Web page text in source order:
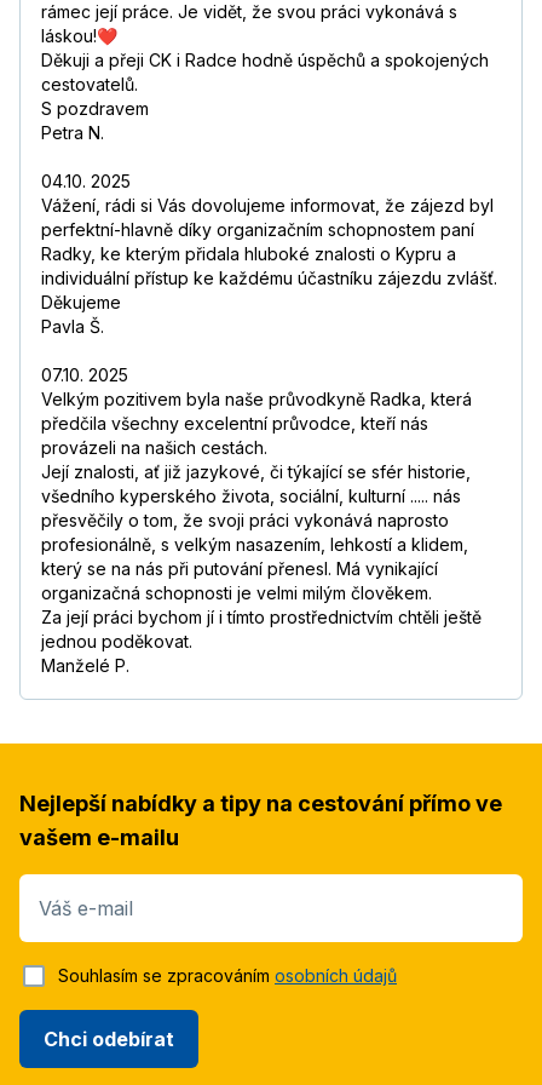
rámec její práce. Je vidět, že svou práci vykonává s
láskou!❤️
Děkuji a přeji CK i Radce hodně úspěchů a spokojených
cestovatelů.
S pozdravem
Petra N.
04.10. 2025
Vážení, rádi si Vás dovolujeme informovat, že zájezd byl
perfektní-hlavně díky organizačním schopnostem paní
Radky, ke kterým přidala hluboké znalosti o Kypru a
individuální přístup ke každému účastníku zájezdu zvlášť.
Děkujeme
Pavla Š.
07.10. 2025
Velkým pozitivem byla naše průvodkyně Radka, která
předčila všechny excelentní průvodce, kteří nás
provázeli na našich cestách.
Její znalosti, ať již jazykové, či týkající se sfér historie,
všedního kyperského života, sociální, kulturní ..... nás
přesvěčily o tom, že svoji práci vykonává naprosto
profesionálně, s velkým nasazením, lehkostí a klidem,
který se na nás při putování přenesl. Má vynikající
organizačná schopnosti je velmi milým člověkem.
Za její práci bychom jí i tímto prostřednictvím chtěli ještě
jednou poděkovat.
Manželé P.
Nejlepší nabídky a tipy na cestování přímo ve
vašem e-mailu
Váš e-mail
Chci odebírat
Souhlasím se zpracováním osobních údajů